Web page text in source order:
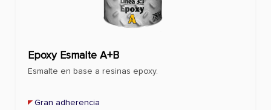
Epoxy Esmalte A+B
Esmalte en base a resinas epoxy.
Gran adherencia